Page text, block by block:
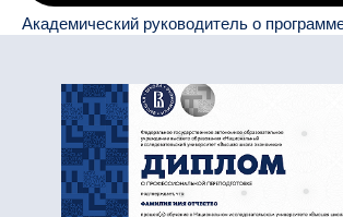
Академический руководитель о